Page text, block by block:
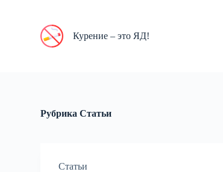
Курение – это ЯД!
Рубрика Статьи
Статьи